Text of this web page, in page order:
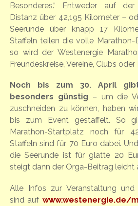
Besonderes.“ Entweder auf
Distanz über 42,195 Kilometer –
Seerunde über knapp 17
Staffeln teilen die volle Marathon-
so wird der Westenergie
Freundeskreise, Vereine, Clubs oder
Noch bis zum 30. April
besonders günstig – um die
zuschneiden zu können, haben
bis zum Event gestaffelt. So
Marathon-Startplatz noch für
Staffeln sind für 70 Euro dabei.
die Seerunde ist für glatte 20
steigt dann der Orga-Beitrag leicht
Alle Infos zur Veranstaltung und
sind auf www.westenergie.de/